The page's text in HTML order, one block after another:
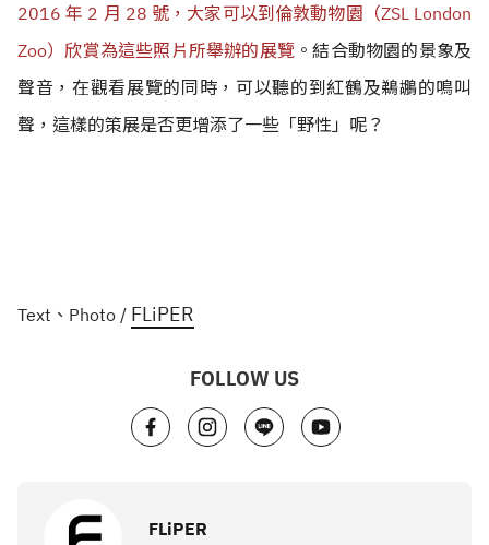
2016 年 2 月 28 號，大家可以到倫敦動物園（ZSL London
Zoo）欣賞為這些照片所舉辦的展覽 。結合動物園的景象及
聲音，在觀看展覽的同時，可以聽的到紅鶴及鵜鶘的鳴叫
聲，這樣的策展是否更增添了一些「野性」呢？
Text、Photo / FLiPER
FOLLOW US
FLiPER